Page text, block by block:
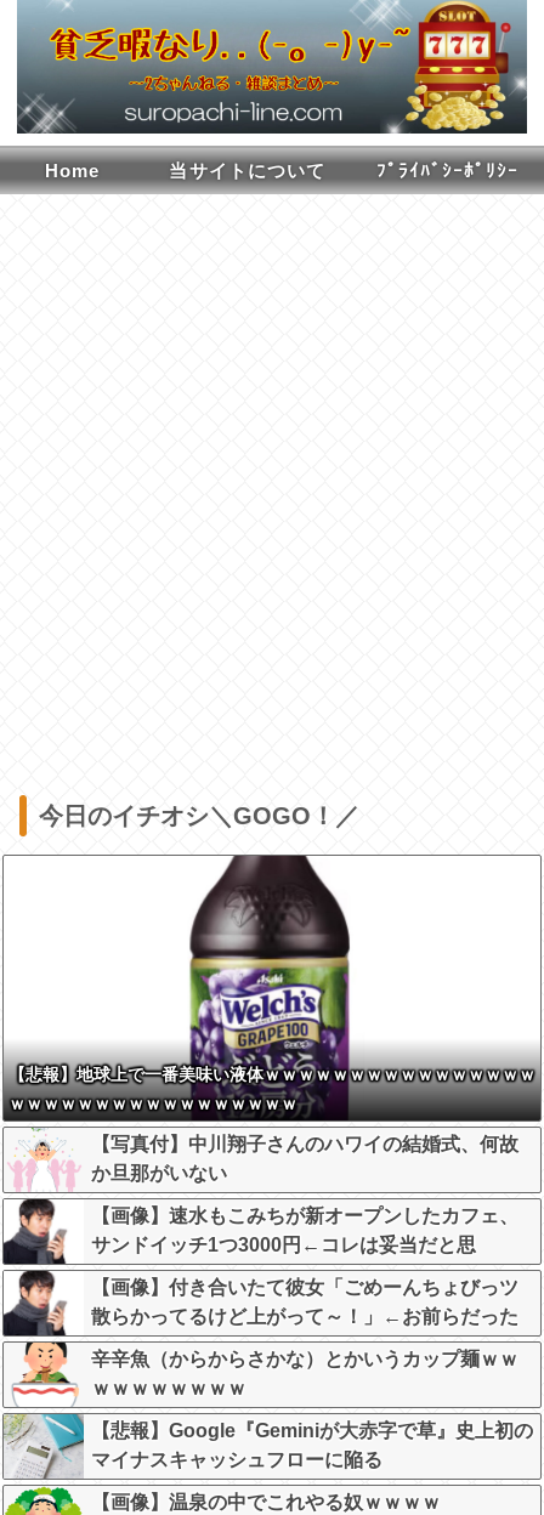
Home 当サイトについて ﾌﾟﾗｲﾊﾞｼｰﾎﾟﾘｼｰ
今日のイチオシ＼GOGO！／
【悲報】地球上で一番美味い液体ｗｗｗｗｗｗｗｗｗｗｗｗｗｗｗｗ
ｗｗｗｗｗｗｗｗｗｗｗｗｗｗｗｗｗ
【写真付】中川翔子さんのハワイの結婚式、何故
か旦那がいない
【画像】速水もこみちが新オープンしたカフェ、
サンドイッチ1つ3000円←コレは妥当だと思
う？？？？？？
【画像】付き合いたて彼女「ごめーんちょびっツ
散らかってるけど上がって～！」←お前らだった
らコレ別れるか？？？？？
辛辛魚（からからさかな）とかいうカップ麺ｗｗ
ｗｗｗｗｗｗｗｗ
【悲報】Google『Geminiが大赤字で草』史上初の
マイナスキャッシュフローに陥る
【画像】温泉の中でこれやる奴ｗｗｗｗ